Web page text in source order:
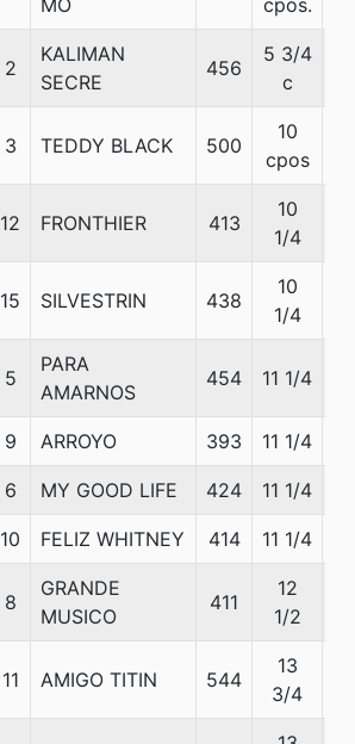
MO
cpos.
2
KALIMAN
SECRE
456
5 3/4
c
3 TEDDY BLACK 500
10
cpos
12 FRONTHIER 413
10
1/4
15 SILVESTRIN 438
10
1/4
5
PARA
AMARNOS
454 11 1/4
9 ARROYO 393 11 1/4
6 MY GOOD LIFE 424 11 1/4
10 FELIZ WHITNEY 414 11 1/4
8
GRANDE
MUSICO
411
12
1/2
11 AMIGO TITIN 544
13
3/4